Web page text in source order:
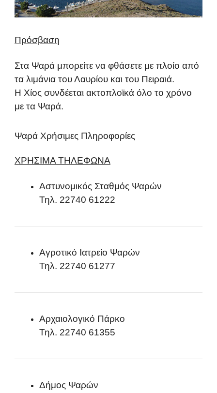
Πρόσβαση
Στα Ψαρά μπορείτε να φθάσετε με πλοίο από
τα λιμάνια του Λαυρίου και του Πειραιά.
Η Χίος συνδέεται ακτοπλοϊκά όλο το χρόνο
με τα Ψαρά.
Ψαρά Χρήσιμες Πληροφορίες
ΧΡΗΣΙΜΑ ΤΗΛΕΦΩΝΑ
Αστυνομικός Σταθμός Ψαρών
Τηλ. 22740 61222
Αγροτικό Ιατρείο Ψαρών
Τηλ. 22740 61277
Αρχαιολογικό Πάρκο
Τηλ. 22740 61355
Δήμος Ψαρών